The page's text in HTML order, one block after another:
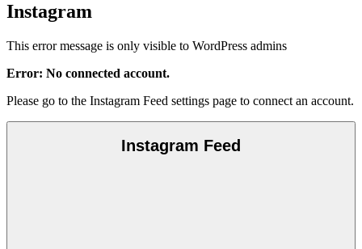
Instagram
This error message is only visible to WordPress admins
Error: No connected account.
Please go to the Instagram Feed settings page to connect an account.
Instagram Feed